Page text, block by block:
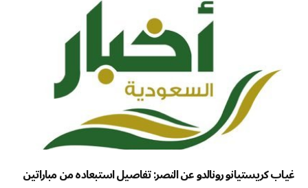
غياب كريستيانو رونالدو عن النصر: تفاصيل استبعاده من مباراتين